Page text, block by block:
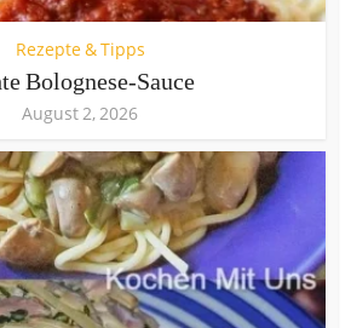
Rezepte & Tipps
Bolognese-Sauce
August 2, 2026